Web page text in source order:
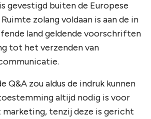
gevestigd buiten de Europese
zolang voldaan is aan de in
land geldende voorschriften
tot het verzenden van
Q&A zou aldus de indruk kunnen
altijd nodig is voor
tenzij deze is gericht